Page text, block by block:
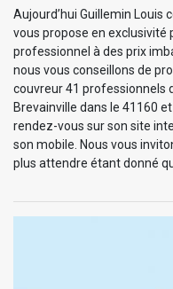
Aujourd’hui Guillemin Louis
vous propose en exclusivité
professionnel à des prix
nous vous conseillons de
couvreur 41 professionnels
Brevainville dans le 41160
rendez-vous sur son site
son mobile. Nous vous
plus attendre étant donné